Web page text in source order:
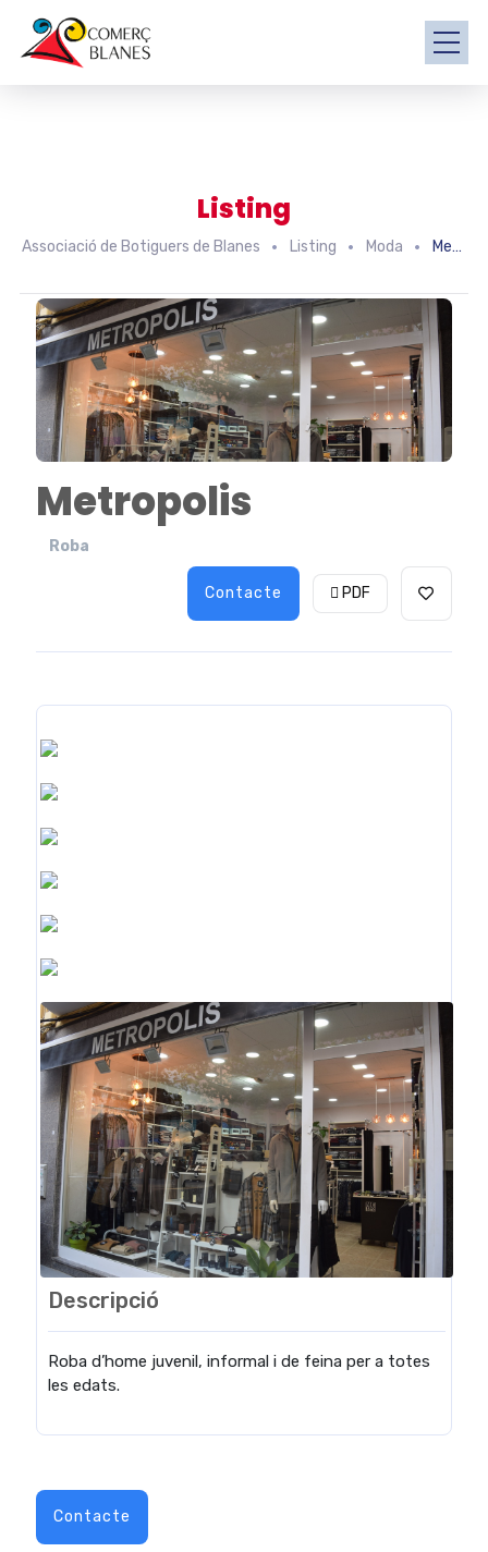
Listing
Associació de Botiguers de Blanes Listing Moda Metropolis
Metropolis
Roba
Contacte PDF
Descripció
Roba d’home juvenil, informal i de feina per a totes
les edats.
Contacte